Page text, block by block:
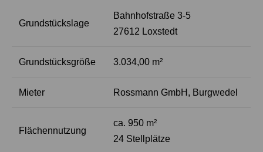
Grundstückslage
Bahnhofstraße 3-5
27612 Loxstedt
Grundstücksgröße 3.034,00 m²
Mieter Rossmann GmbH, Burgwedel
Flächennutzung
ca. 950 m²
24 Stellplätze